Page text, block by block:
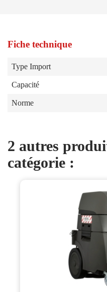
Fiche technique
Type Import
Capacité
Norme
2 autres
catégorie :